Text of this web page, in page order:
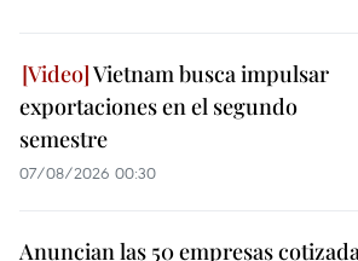
Vietnam busca impulsar
exportaciones en el segundo
semestre
07/08/2026 00:30
Anuncian las 50 empresas